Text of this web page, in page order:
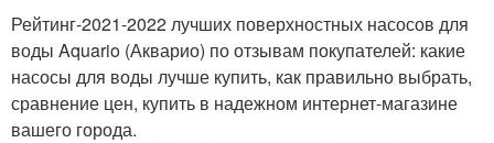
Рейтинг-2021-2022 лучших поверхностных насосов для
воды Aquario (Акварио) по отзывам покупателей: какие
насосы для воды лучше купить, как правильно выбрать,
сравнение цен, купить в надежном интернет-магазине
вашего города.